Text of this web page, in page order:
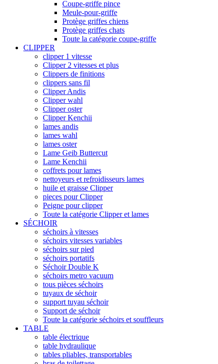
Coupe-griffe pince
Meule-pour-griffe
Protège griffes chiens
Protège griffes chats
Toute la catégorie coupe-griffe
CLIPPER
clipper 1 vitesse
Clipper 2 vitesses et plus
Clippers de finitions
clippers sans fil
Clipper Andis
Clipper wahl
Clipper oster
Clipper Kenchii
lames andis
lames wahl
lames oster
Lame Geib Buttercut
Lame Kenchii
coffrets pour lames
nettoyeurs et refroidisseurs lames
huile et graisse Clipper
pieces pour Clipper
Peigne pour clipper
Toute la catégorie Clipper et lames
SÉCHOIR
séchoirs à vitesses
séchoirs vitesses variables
séchoirs sur pied
séchoirs portatifs
Séchoir Double K
séchoirs metro vacuum
tous pièces séchoirs
tuyaux de séchoir
support tuyau séchoir
Support de séchoir
Toute la catégorie séchoirs et souffleurs
TABLE
table électrique
table hydraulique
tables pliables, transportables